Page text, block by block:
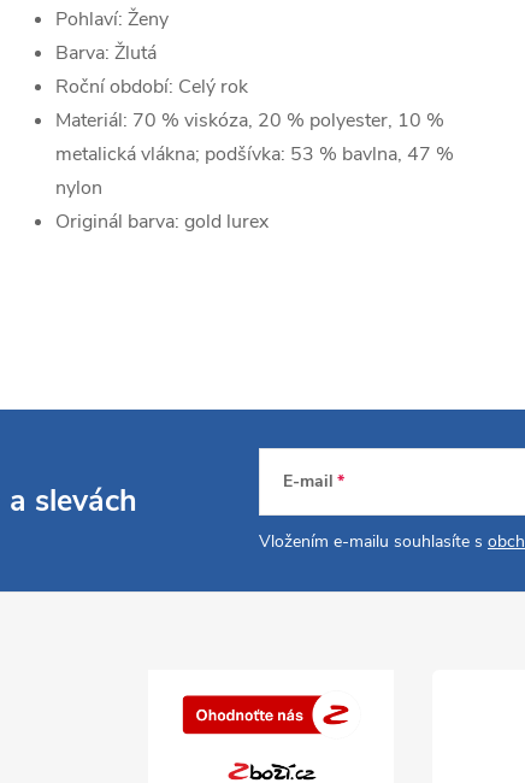
Pohlaví: Ženy
Barva: Žlutá
Roční období: Celý rok
Materiál: 70 % viskóza, 20 % polyester, 10 %
metalická vlákna; podšívka: 53 % bavlna, 47 %
nylon
Originál barva: gold lurex
a slevách E-mail
Vložením e-mailu souhlasíte s